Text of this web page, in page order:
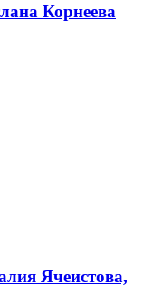
Корнеева
Ячеистова,